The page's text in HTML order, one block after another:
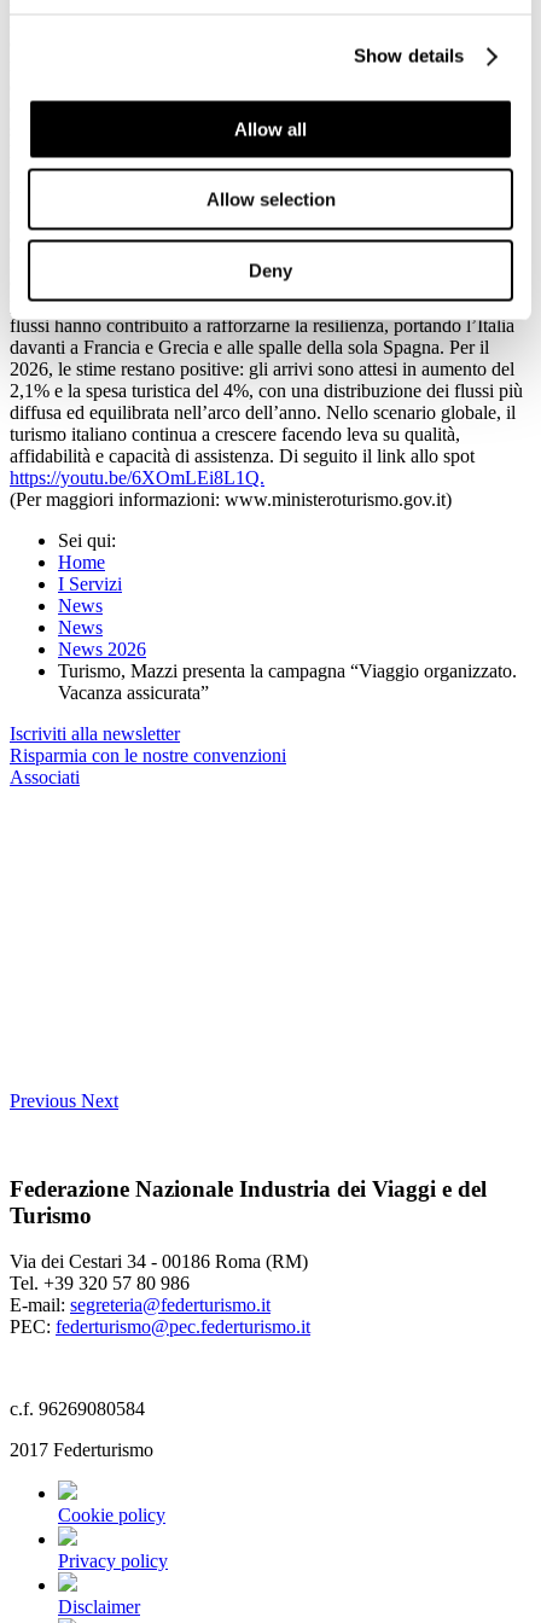
Show details
Allow all
Allow selection
Deny
l’impegno del Governo e del Ministero del Turismo a sostenere il
comparto turistico e ad accompagnarne il percorso di crescita. Il
ministro del Turismo Gianmarco Mazzi ha richiamato il valore
organizzato come presidio di assistenza e tutela, soprattutto nelle fasi
sociali ed economiche più incerte. “La tecnologia semplifica
l’organizzazione dei viaggi, ma nei momenti di difficoltà resta
fondamentale poter contare su professionalità, assistenza e presenza
umana. Il 2026 potrebbe essere l’anno del turismo europeo per
desiderata” ha sottolineato Mazzi. La campagna si inserisce in un
percorso di crescita costante del turismo italiano. Il 2025 ha
confermato la buona tenuta del settore, con nuovi record di arrivi e
presenze. Le politiche di destagionalizzazione e di distribuzione dei
flussi hanno contribuito a rafforzarne la resilienza, portando l’Italia
davanti a Francia e Grecia e alle spalle della sola Spagna. Per il
2026, le stime restano positive: gli arrivi sono attesi in aumento del
2,1% e la spesa turistica del 4%, con una distribuzione dei flussi più
diffusa ed equilibrata nell’arco dell’anno. Nello scenario globale, il
turismo italiano continua a crescere facendo leva su qualità,
affidabilità e capacità di assistenza. Di seguito il link allo spot
https://youtu.be/6XOmLEi8L1Q.
(Per maggiori informazioni: www.ministeroturismo.gov.it)
Sei qui:
Home
I Servizi
News
News
News 2026
Turismo, Mazzi presenta la campagna “Viaggio organizzato.
Vacanza assicurata”
Iscriviti alla newsletter
Risparmia con le nostre convenzioni
Associati
Previous Next
Federazione Nazionale Industria dei Viaggi e del
Turismo
Via dei Cestari 34 - 00186 Roma (RM)
Tel. +39 320 57 80 986
E-mail: segreteria@federturismo.it
PEC: federturismo@pec.federturismo.it
c.f. 96269080584
2017 Federturismo
Cookie policy
Privacy policy
Disclaimer